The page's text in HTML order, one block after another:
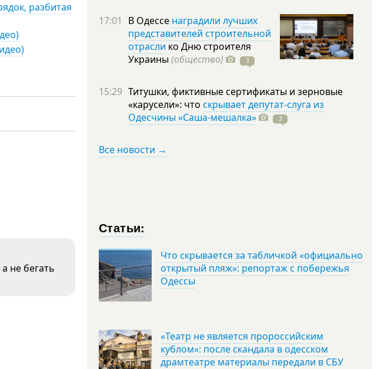
разбитая
не бегать
17:01 В Одессе наградили лучших
представителей строительной
отрасли ко Дню строителя
Украины (общество) 3
15:29 Титушки, фиктивные сертификаты и зерновые
«карусели»: что скрывает депутат-слуга из
Одесчины «Саша-мешалка»
3
Все новости →
Статьи:
Что скрывается за табличкой «официально
открытый пляж»: репортаж с побережья
Одессы
«Театр не является пророссийским
кублом»: после скандала в одесском
драмтеатре материалы передали в СБУ